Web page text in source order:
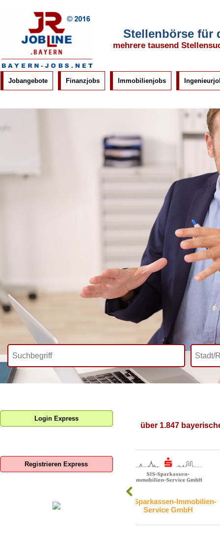
Stellenbörse für
mehrere tausend
Jobangebote Finanzjobs Immobilienjobs
über 1.847
SIS-Sparkassen-Immobilien-
adKOMM
Login Express
Registrieren Express